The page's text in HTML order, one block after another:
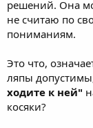
решений. Она
не считаю по
пониманиям.
Это что,
ляпы
ходите к ней"
косяки?